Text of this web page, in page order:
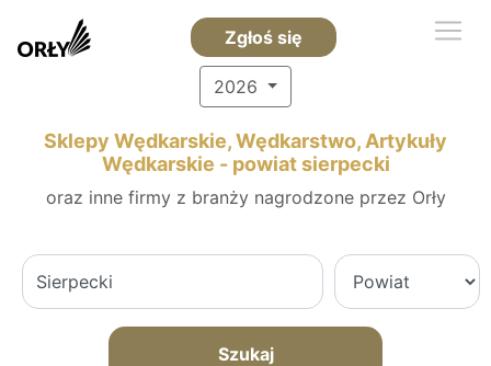
Zgłoś się
2026
Sklepy Wędkarskie, Wędkarstwo, Artykuły
Wędkarskie - powiat sierpecki
oraz inne firmy z branży nagrodzone przez Orły
Szukaj